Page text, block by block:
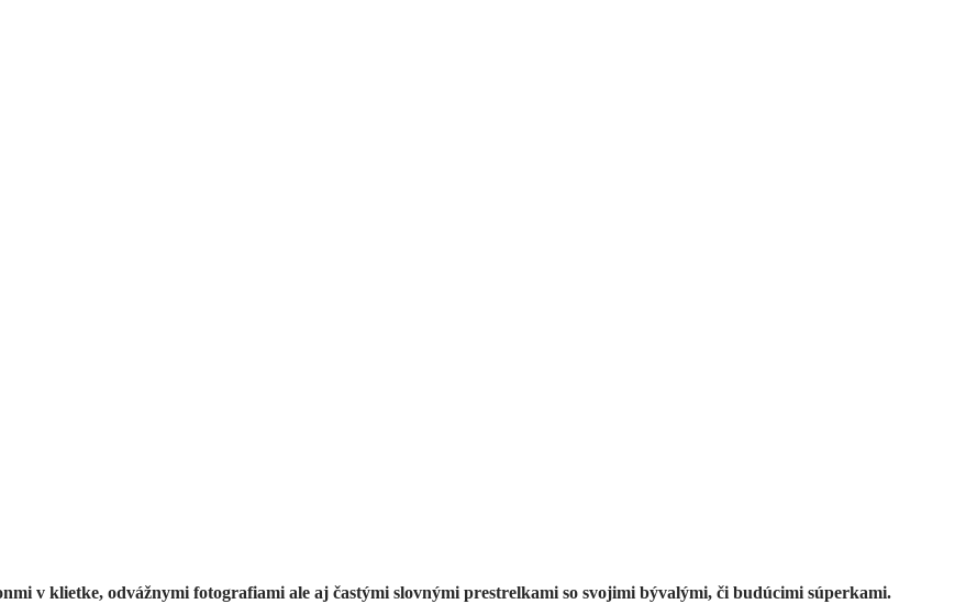
v klietke, odvážnymi fotografiami ale aj častými slovnými prestrelkami so svojimi bývalými, či budúcimi súperkami.